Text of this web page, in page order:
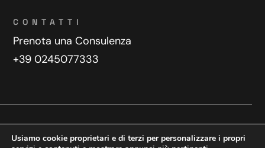
CONTATTI
Prenota una Consulenza
+39 0245077333
Copyright © 2025 WeDoDigital
Usiamo cookie proprietari e di terzi per personalizzare i propri